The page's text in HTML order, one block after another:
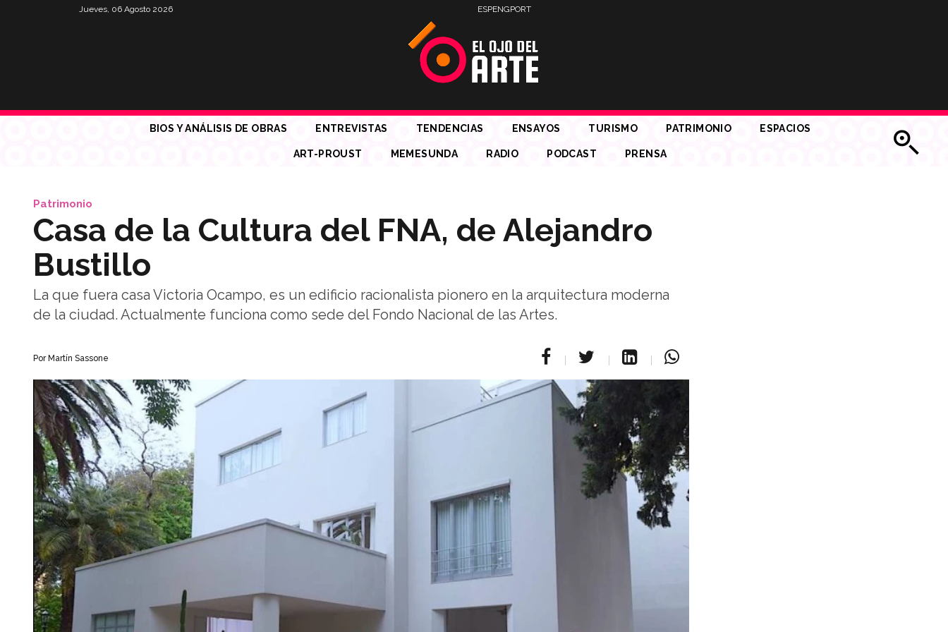
Jueves, 06 Agosto 2026 ESPENGPORT
BIOS Y ANÁLISIS DE OBRAS ENTREVISTAS TENDENCIAS ENSAYOS TURISMO PATRIMONIO ESPACIOS
ART-PROUST MEMESUNDA RADIO PODCAST PRENSA
Patrimonio
Casa de la Cultura del FNA, de Alejandro
Bustillo
La que fuera casa Victoria Ocampo, es un edificio racionalista pionero en la arquitectura moderna
de la ciudad. Actualmente funciona como sede del Fondo Nacional de las Artes.
Por Martín Sassone